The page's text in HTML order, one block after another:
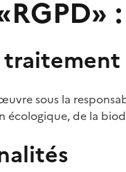
traitement
sous la
écologique, de la